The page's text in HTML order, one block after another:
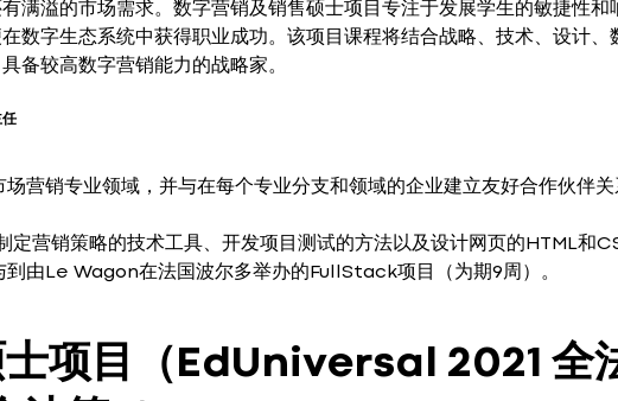
满溢的市场需求。数字营销及销售硕士项目专注于发展学生的敏捷性和
数字生态系统中获得职业成功。该项目课程将结合战略、技术、设计、
备较高数字营销能力的战略家。
任
营销专业领域，并与在每个专业分支和领域的企业建立友好合作伙伴关
营销策略的技术工具、开发项目测试的方法以及设计网页的HTML和
由Le Wagon在法国波尔多举办的FullStack项目（为期9周）。
士项目（EdUniversal 2021 全